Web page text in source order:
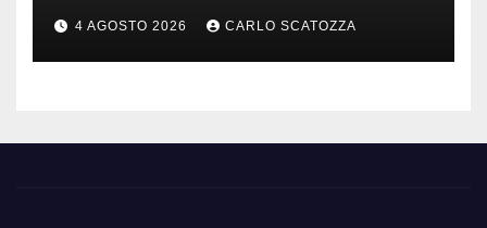
TikTok prima che il post
sparisca
4 AGOSTO 2026 CARLO SCATOZZA